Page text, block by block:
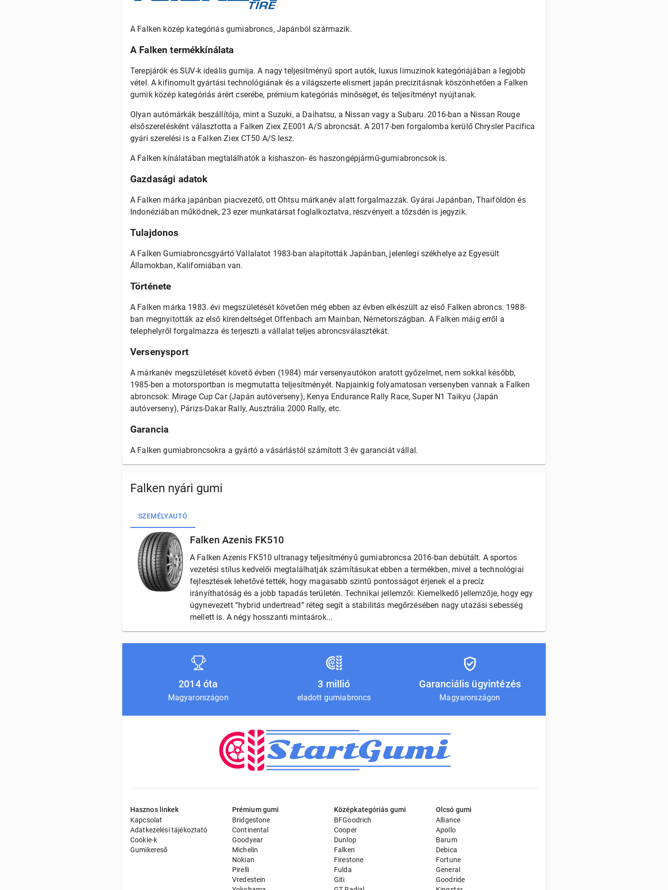
A Falken közép kategóriás gumiabroncs, Japánból származik.
A Falken termékkínálata
Terepjárók és SUV-k ideális gumija. A nagy teljesítményű sport autók, luxus limuzinok kategóriájában a legjobb
vétel. A kifinomult gyártási technológiának és a világszerte elismert japán precizitásnak köszönhetően a Falken
gumik közép kategóriás árért cserébe, prémium kategóriás minőséget, és teljesítményt nyújtanak.
Olyan autómárkák beszállítója, mint a Suzuki, a Daihatsu, a Nissan vagy a Subaru. 2016-ban a Nissan Rouge
elsőszerelésként választotta a Falken Ziex ZE001 A/S abroncsát. A 2017-ben forgalomba kerülő Chrysler Pacifica
gyári szerelési is a Falken Ziex CT50 A/S lesz.
A Falken kínálatában megtalálhatók a kishaszon- és haszongépjármű-gumiabroncsok is.
Gazdasági adatok
A Falken márka japánban piacvezető, ott Ohtsu márkanév alatt forgalmazzák. Gyárai Japánban, Thaiföldön és
Indonéziában működnek, 23 ezer munkatársat foglalkoztatva, részvényeit a tőzsdén is jegyzik.
Tulajdonos
A Falken Gumiabroncsgyártó Vállalatot 1983-ban alapították Japánban, jelenlegi székhelye az Egyesült
Államokban, Kaliforniában van.
Története
A Falken márka 1983. évi megszületését követően még ebben az évben elkészült az első Falken abroncs. 1988-
ban megnyitották az első kirendeltséget Offenbach am Mainban, Németországban. A Falken máig erről a
telephelyről forgalmazza és terjeszti a vállalat teljes abroncsválasztékát.
Versenysport
A márkanév megszületését követő évben (1984) már versenyautókon aratott győzelmet, nem sokkal később,
1985-ben a motorsportban is megmutatta teljesítményét. Napjainkig folyamatosan versenyben vannak a Falken
abroncsok: Mirage Cup Car (Japán autóverseny), Kenya Endurance Rally Race, Super N1 Taikyu (Japán
autóverseny), Párizs-Dakar Rally, Ausztrália 2000 Rally, etc.
Garancia
A Falken gumiabroncsokra a gyártó a vásárlástól számított 3 év garanciát vállal.
Falken nyári gumi
SZEMÉLYAUTÓ
Falken Azenis FK510
A Falken Azenis FK510 ultranagy teljesítményű gumiabroncsa 2016-ban debütált. A sportos
vezetési stílus kedvelői megtalálhatják számításukat ebben a termékben, mivel a technológiai
fejlesztések lehetővé tették, hogy magasabb szintű pontosságot érjenek el a precíz
irányíthatóság és a jobb tapadás területén. Technikai jellemzői: Kiemelkedő jellemzője, hogy egy
úgynevezett “hybrid undertread” réteg segít a stabilitás megőrzésében nagy utazási sebesség
mellett is. A négy hosszanti mintaárok...
2014 óta
Magyarországon
3 millió
eladott gumiabroncs
Garanciális ügyintézés
Magyarországon
Hasznos linkek
Kapcsolat
Adatkezelési tájékoztató
Cookie-k
Gumikereső
Prémium gumi
Bridgestone
Continental
Goodyear
Michelin
Nokian
Pirelli
Vredestein
Középkategóriás gumi
BFGoodrich
Cooper
Dunlop
Falken
Firestone
Fulda
Giti
Olcsó gumi
Alliance
Apollo
Barum
Debica
Fortune
General
Goodride